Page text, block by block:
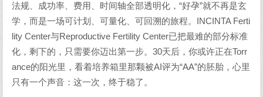
法规、成功率、费用、时间轴全部透明化，“好孕”就不再是玄
学，而是一场可计划、可量化、可回溯的旅程。INCINTA Ferti
lity Center与Reproductive Fertility Center已把最难的部分标准
化，剩下的，只需要你迈出第一步。30天后，你或许正在Torr
ance的阳光里，看着培养箱里那颗被AI评为“AA”的胚胎，心里
只有一个声音：这一次，终于稳了。